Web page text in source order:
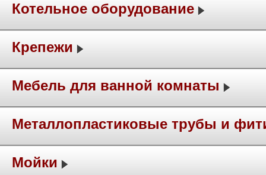
Котельное оборудование
Крепежи
Мебель для ванной комнаты
Металлопластиковые трубы и
Мойки